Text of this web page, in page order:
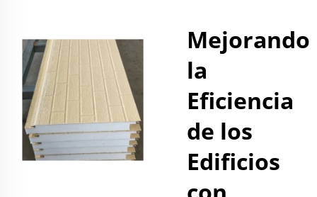
Mejorando
la
Eficiencia
de los
Edificios